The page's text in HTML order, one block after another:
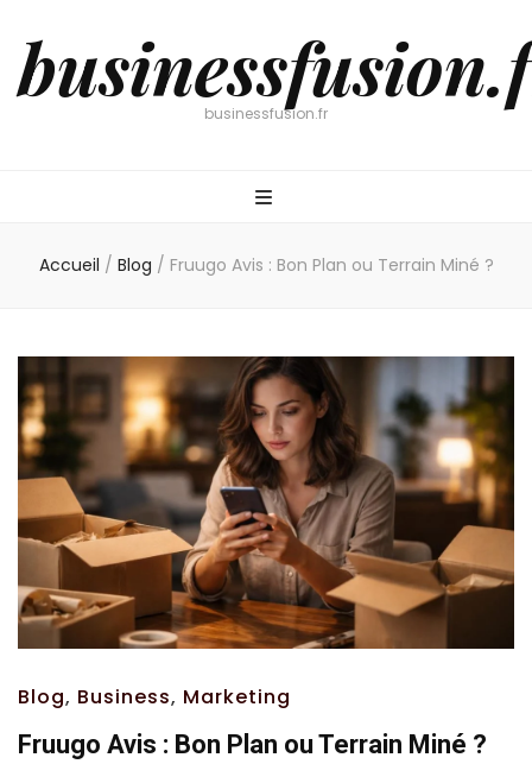
businessfusion.fr
Accueil / Blog / Fruugo Avis : Bon Plan ou Terrain Miné ?
Blog, Business, Marketing
Fruugo Avis : Bon Plan ou Terrain Miné ?